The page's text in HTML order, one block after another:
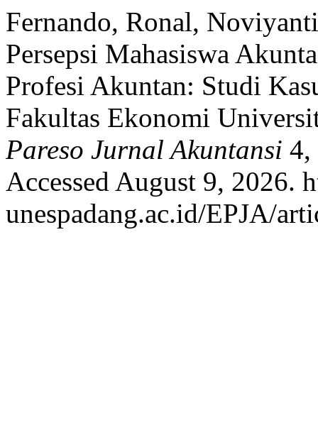
Fernando, Ronal,
Persepsi Mahasiswa
Profesi Akuntan: Studi
Fakultas Ekonomi
Pareso Jurnal Akuntansi 4,
Accessed August 9, 2026.
unespadang.ac.id/EPJA/